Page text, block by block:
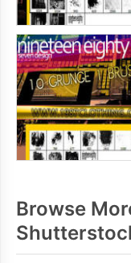
Browse